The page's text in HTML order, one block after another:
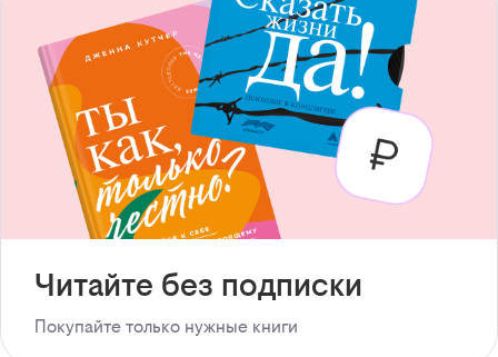
Читайте без подписки
Покупайте только нужные книги